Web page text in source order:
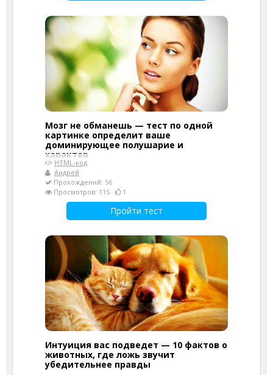
Мозг не обманешь — тест по одной
картинке определит ваше
доминирующее полушарие и
характер
HTML-код
Андрей
Прохождений: 56
Просмотров: 115
1
Пройти тест
Интуиция вас подведет — 10 фактов о
животных, где ложь звучит
убедительнее правды